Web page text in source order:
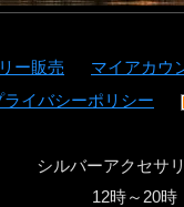
ー販売
マイアカウ
ライバシーポリシー
シルバーアクセサ
12時～